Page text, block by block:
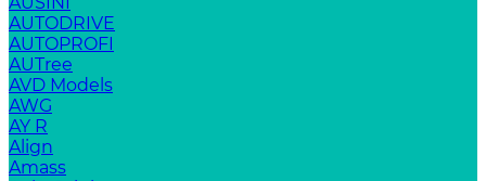
AUTODRIVE
AUTOPROFI
AUTree
AVD Models
AWG
AY R
Align
Amass